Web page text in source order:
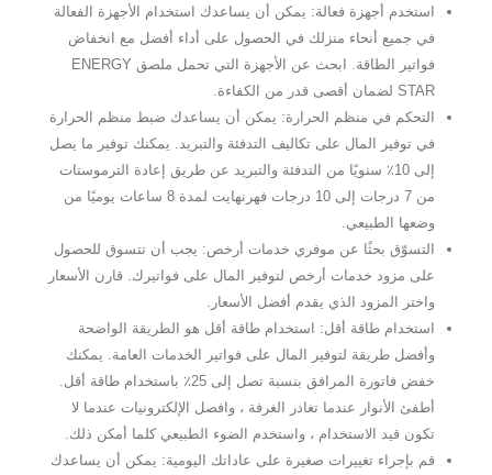
استخدم أجهزة فعالة: يمكن أن يساعدك استخدام الأجهزة الفعالة
في جميع أنحاء منزلك في الحصول على أداء أفضل مع انخفاض
فواتير الطاقة. ابحث عن الأجهزة التي تحمل ملصق ENERGY
STAR لضمان أقصى قدر من الكفاءة.
التحكم في منظم الحرارة: يمكن أن يساعدك ضبط منظم الحرارة
في توفير المال على تكاليف التدفئة والتبريد. يمكنك توفير ما يصل
إلى 10٪ سنويًا من التدفئة والتبريد عن طريق إعادة الترموستات
من 7 درجات إلى 10 درجات فهرنهايت لمدة 8 ساعات يوميًا من
وضعها الطبيعي.
التسوّق بحثًا عن موفري خدمات أرخص: يجب أن تتسوق للحصول
على مزود خدمات أرخص لتوفير المال على فواتيرك. قارن الأسعار
واختر المزود الذي يقدم أفضل الأسعار.
استخدام طاقة أقل: استخدام طاقة أقل هو الطريقة الواضحة
وأفضل طريقة لتوفير المال على فواتير الخدمات العامة. يمكنك
خفض فاتورة المرافق بنسبة تصل إلى 25٪ باستخدام طاقة أقل.
أطفئ الأنوار عندما تغادر الغرفة ، وافصل الإلكترونيات عندما لا
تكون قيد الاستخدام ، واستخدم الضوء الطبيعي كلما أمكن ذلك.
قم بإجراء تغييرات صغيرة على عاداتك اليومية: يمكن أن يساعدك